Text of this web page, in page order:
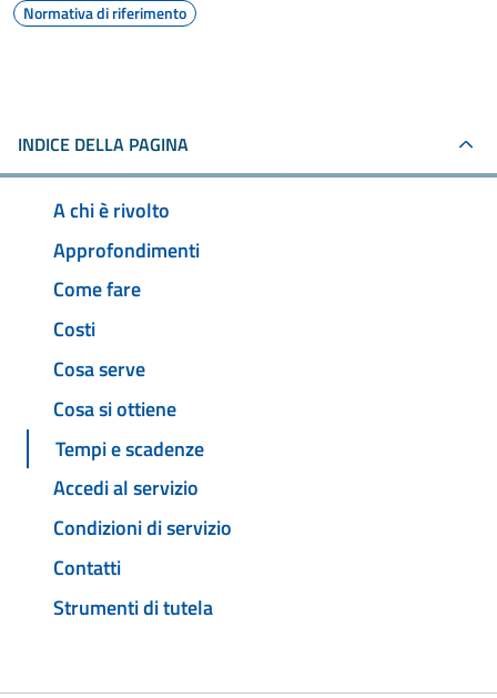
Normativa di riferimento
INDICE DELLA PAGINA
A chi è rivolto
Approfondimenti
Come fare
Costi
Cosa serve
Cosa si ottiene
Tempi e scadenze
Accedi al servizio
Condizioni di servizio
Contatti
Strumenti di tutela